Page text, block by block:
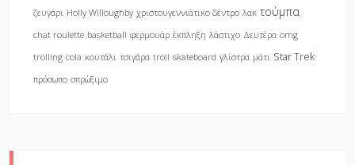
ζευγάρι Holly Willoughby χριστουγεννιάτικο δέντρο λακ τούμπα
chat roulette basketball φερμουάρ έκπληξη λάστιχο Δευτέρα omg
trolling cola κουτάλι τσιγάρα troll skateboard γλίστρα μάτι Star Trek
πρόσωπο σπρώξιμο